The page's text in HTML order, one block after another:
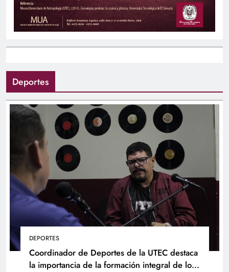
Deportes
DEPORTES
Coordinador de Deportes de la UTEC destaca
la importancia de la formación integral de los